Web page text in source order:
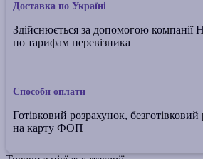
Доставка по Україні
Здійснюється за допомогою компанії
по тарифам перевізника
Способи оплати
Готівковий розрахунок,
на карту ФОП